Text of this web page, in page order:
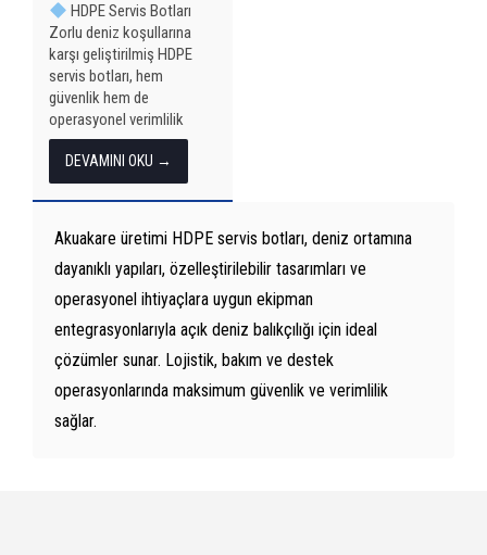
Akuakare üretimi HDPE servis botları, deniz ortamına
dayanıklı yapıları, özelleştirilebilir tasarımları ve
operasyonel ihtiyaçlara uygun ekipman
entegrasyonlarıyla açık deniz balıkçılığı için ideal
çözümler sunar. Lojistik, bakım ve destek
operasyonlarında maksimum güvenlik ve verimlilik
sağlar.
HDPE Servis Botları
Zorlu deniz koşullarına
karşı geliştirilmiş HDPE
servis botları, hem
güvenlik hem de
operasyonel verimlilik
sağlar. Akuakare’nin
mühendislik çözümleriyle
donatılan bu tekneler, açık
denizden kafes alanlarına
kadar birçok zorlu
ortamda yüksek
performans...
DEVAMINI OKU →